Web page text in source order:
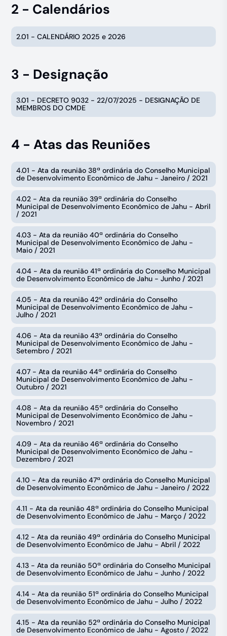
2 - Calendários
2.01 - CALENDÁRIO 2025 e 2026
3 - Designação
3.01 - DECRETO 9032 - 22/07/2025 - DESIGNAÇÃO DE
MEMBROS DO CMDE
4 - Atas das Reuniões
4.01 - Ata da reunião 38ª ordinária do Conselho Municipal
de Desenvolvimento Econômico de Jahu - Janeiro / 2021
4.02 - Ata da reunião 39ª ordinária do Conselho
Municipal de Desenvolvimento Econômico de Jahu - Abril
/ 2021
4.03 - Ata da reunião 40ª ordinária do Conselho
Municipal de Desenvolvimento Econômico de Jahu -
Maio / 2021
4.04 - Ata da reunião 41ª ordinária do Conselho Municipal
de Desenvolvimento Econômico de Jahu - Junho / 2021
4.05 - Ata da reunião 42ª ordinária do Conselho
Municipal de Desenvolvimento Econômico de Jahu -
Julho / 2021
4.06 - Ata da reunião 43ª ordinária do Conselho
Municipal de Desenvolvimento Econômico de Jahu -
Setembro / 2021
4.07 - Ata da reunião 44ª ordinária do Conselho
Municipal de Desenvolvimento Econômico de Jahu -
Outubro / 2021
4.08 - Ata da reunião 45ª ordinária do Conselho
Municipal de Desenvolvimento Econômico de Jahu -
Novembro / 2021
4.09 - Ata da reunião 46ª ordinária do Conselho
Municipal de Desenvolvimento Econômico de Jahu -
Dezembro / 2021
4.10 - Ata da reunião 47ª ordinária do Conselho Municipal
de Desenvolvimento Econômico de Jahu - Janeiro / 2022
4.11 - Ata da reunião 48ª ordinária do Conselho Municipal
de Desenvolvimento Econômico de Jahu - Março / 2022
4.12 - Ata da reunião 49ª ordinária do Conselho Municipal
de Desenvolvimento Econômico de Jahu - Abril / 2022
4.13 - Ata da reunião 50ª ordinária do Conselho Municipal
de Desenvolvimento Econômico de Jahu - Junho / 2022
4.14 - Ata da reunião 51ª ordinária do Conselho Municipal
de Desenvolvimento Econômico de Jahu - Julho / 2022
4.15 - Ata da reunião 52ª ordinária do Conselho Municipal
de Desenvolvimento Econômico de Jahu - Agosto / 2022